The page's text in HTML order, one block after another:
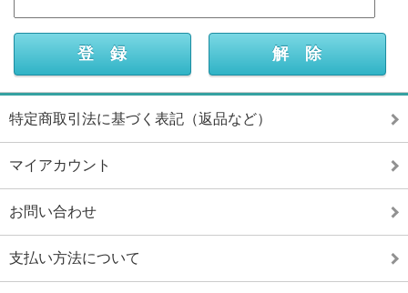
特定商取引法に基づく表記（返品など）
マイアカウント
お問い合わせ
支払い方法について